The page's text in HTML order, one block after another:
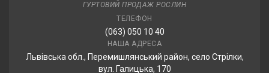
ГУРТОВИЙ ПРОДАЖ РОСЛИН
ТЕЛЕФОН
(063) 050 10 40
НАША АДРЕСА
Львівська обл., Перемишлянський район, село Стрілки,
вул. Галицька, 170